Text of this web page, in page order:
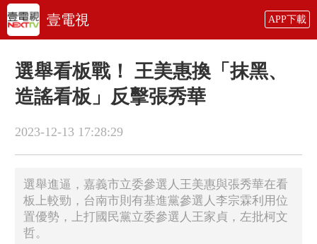
壹電視 APP下載
選舉看板戰！ 王美惠換「抹黑、
造謠看板」反擊張秀華
2023-12-13 17:28:29
選舉進逼，嘉義市立委參選人王美惠與張秀華在看
板上較勁，台南市則有基進黨參選人李宗霖利用位
置優勢，上打國民黨立委參選人王家貞，左批柯文
哲。